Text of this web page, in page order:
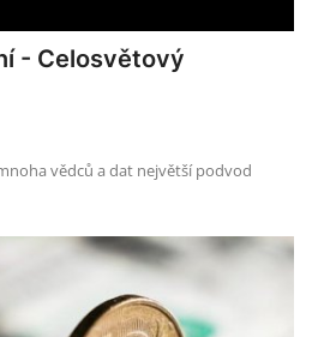
- Celosvětový
vědců a dat největší podvod